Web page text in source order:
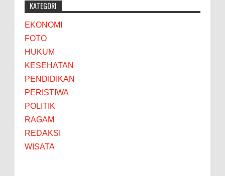
KATEGORI
EKONOMI
FOTO
HUKUM
KESEHATAN
PENDIDIKAN
PERISTIWA
POLITIK
RAGAM
REDAKSI
WISATA